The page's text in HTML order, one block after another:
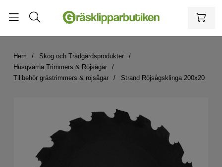
Hem
Skog och Trädgårdsprodukter
Husqvarna Trimmers & Röjsågar
Tillbehör grästrimmers & röjsågar
Strand Röjsågsklinga 200x20